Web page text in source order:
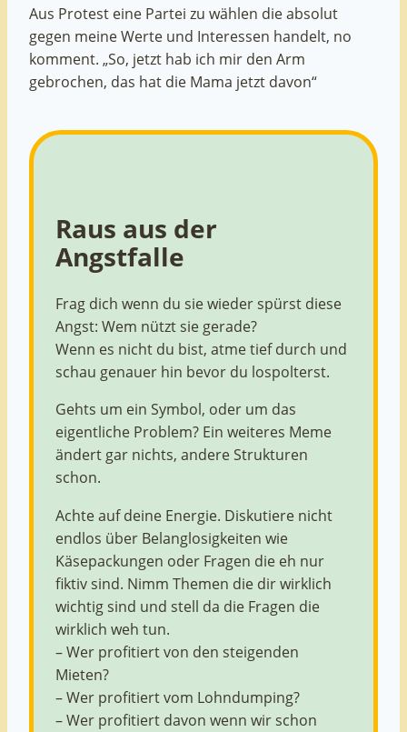
Aus Protest eine Partei zu wählen die absolut
gegen meine Werte und Interessen handelt, no
komment. „So, jetzt hab ich mir den Arm
gebrochen, das hat die Mama jetzt davon“
Raus aus der
Angstfalle
Frag dich wenn du sie wieder spürst diese
Angst: Wem nützt sie gerade?
Wenn es nicht du bist, atme tief durch und
schau genauer hin bevor du lospolterst.
Gehts um ein Symbol, oder um das
eigentliche Problem? Ein weiteres Meme
ändert gar nichts, andere Strukturen
schon.
Achte auf deine Energie. Diskutiere nicht
endlos über Belanglosigkeiten wie
Käsepackungen oder Fragen die eh nur
fiktiv sind. Nimm Themen die dir wirklich
wichtig sind und stell da die Fragen die
wirklich weh tun.
– Wer profitiert von den steigenden
Mieten?
– Wer profitiert vom Lohndumping?
– Wer profitiert davon wenn wir schon